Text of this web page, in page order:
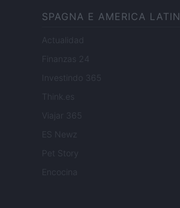
SPAGNA E AMERICA
Actualidad
Finanzas 24
Investindo 365
Think.es
Viajar 365
ES Newz
Pet Story
Encocina